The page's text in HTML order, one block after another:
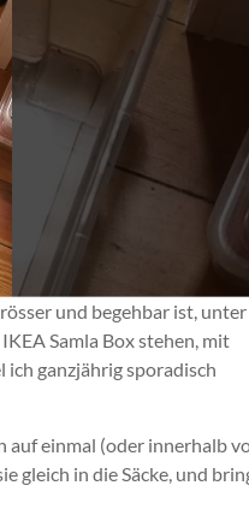
und begehbar ist, unter
Samla Box stehen, mit
ganzjährig sporadisch
auf einmal (oder innerhalb
gleich in die Säcke, und